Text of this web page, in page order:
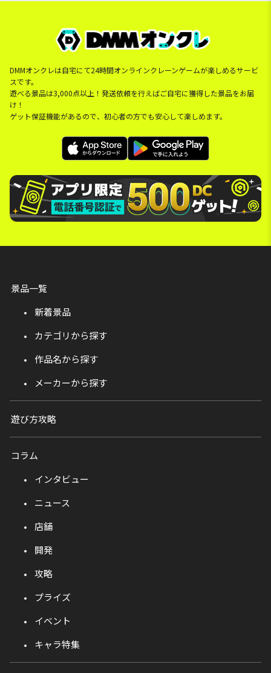
DMMオンクレは自宅にて24時間オンラインクレーンゲームが楽しめるサービ
スです。
遊べる景品は3,000点以上！発送依頼を行えばご自宅に獲得した景品をお届
け！
ゲット保証機能があるので、初心者の方でも安心して楽しめます。
景品一覧
新着景品
カテゴリから探す
作品名から探す
メーカーから探す
遊び方攻略
コラム
インタビュー
ニュース
店舗
開発
攻略
プライズ
イベント
キャラ特集